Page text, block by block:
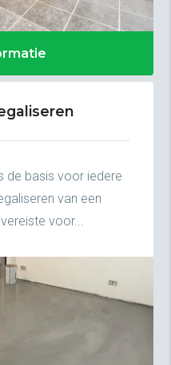
de basis voor iedere
van een
voor...